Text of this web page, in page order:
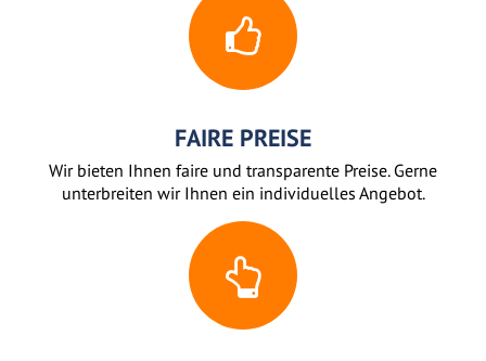
FAIRE PREISE
Wir bieten Ihnen faire und transparente Preise. Gerne
unterbreiten wir Ihnen ein individuelles Angebot.